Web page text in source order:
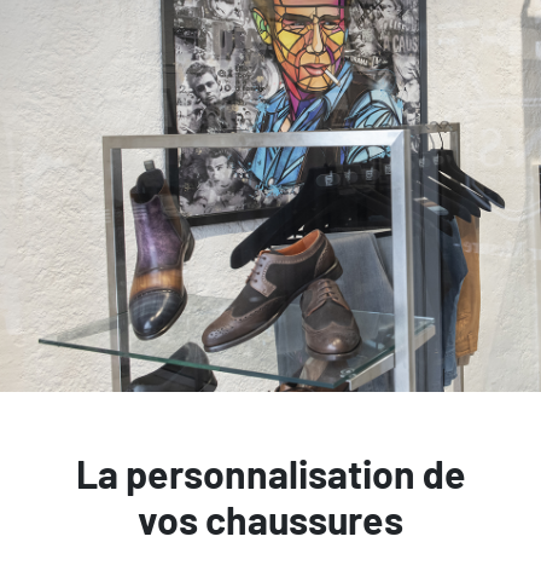
La personnalisation de
vos chaussures